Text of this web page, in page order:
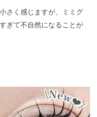
さく感じますが、ミミグ
ぎて不自然になることが